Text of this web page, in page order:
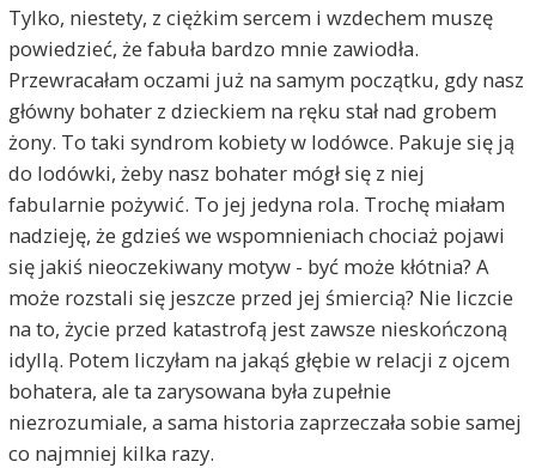
Tylko, niestety, z ciężkim sercem i wzdechem muszę
powiedzieć, że fabuła bardzo mnie zawiodła.
Przewracałam oczami już na samym początku, gdy nasz
główny bohater z dzieckiem na ręku stał nad grobem
żony. To taki syndrom kobiety w lodówce. Pakuje się ją
do lodówki, żeby nasz bohater mógł się z niej
fabularnie pożywić. To jej jedyna rola. Trochę miałam
nadzieję, że gdzieś we wspomnieniach chociaż pojawi
się jakiś nieoczekiwany motyw - być może kłótnia? A
może rozstali się jeszcze przed jej śmiercią? Nie liczcie
na to, życie przed katastrofą jest zawsze nieskończoną
idyllą. Potem liczyłam na jakąś głębie w relacji z ojcem
bohatera, ale ta zarysowana była zupełnie
niezrozumiale, a sama historia zaprzeczała sobie samej
co najmniej kilka razy.